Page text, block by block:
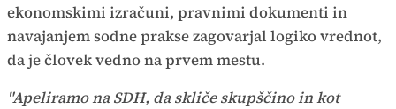
ekonomskimi izračuni, pravnimi dokumenti in
navajanjem sodne prakse zagovarjal logiko vrednot,
da je človek vedno na prvem mestu.
"Apeliramo na SDH, da skliče skupščino in kot